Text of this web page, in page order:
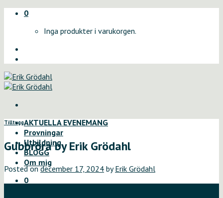
Skip
0
Inga produkter i varukorgen.
AKTUELLA EVENEMANG
Provningar
Utbildning
BLOGG
Om mig
0
Tilltugg
Gubbröra by Erik Grödahl
Posted ondecember 17, 2024 byErik Grödahl